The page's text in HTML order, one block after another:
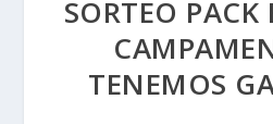
SORTEO PACK
TENEMOS